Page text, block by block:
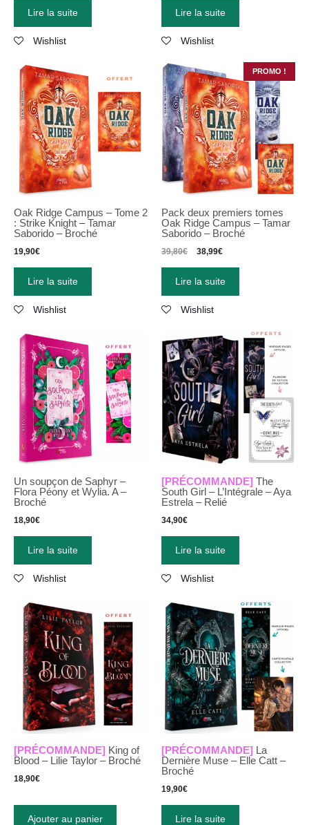
Lire la suite
Wishlist
Lire la suite
Wishlist
Oak Ridge Campus – Tome 2
: Strike Knight – Tamar
Saborido – Broché
19,90€
Lire la suite
Wishlist
PROMO !
Pack deux premiers tomes
Oak Ridge Campus – Tamar
Saborido – Broché
39,80€ 38,99€
Lire la suite
Wishlist
Un soupçon de Saphyr –
Flora Péony et Wylia. A –
Broché
18,90€
Lire la suite
Wishlist
[PRÉCOMMANDE] The
South Girl – L’Intégrale – Aya
Estrela – Relié
34,90€
Lire la suite
Wishlist
[PRÉCOMMANDE] King of
Blood – Lilie Taylor – Broché
18,90€
Ajouter au panier
[PRÉCOMMANDE] La
Dernière Muse – Elle Catt –
Broché
19,90€
Lire la suite